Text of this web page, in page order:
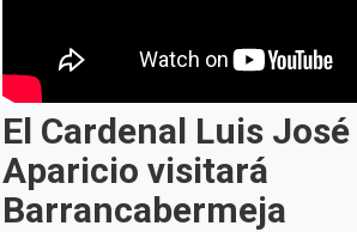
El Cardenal Luis José
Aparicio visitará
Barrancabermeja